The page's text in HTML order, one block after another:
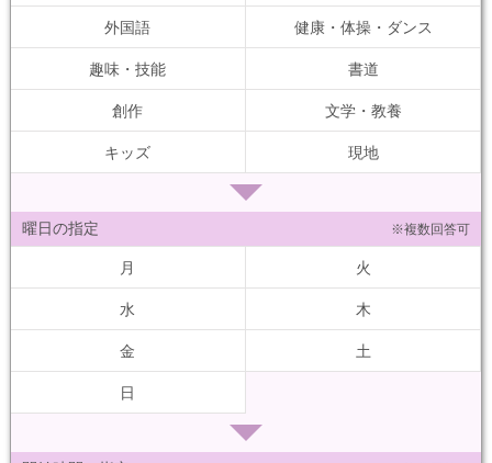
外国語 健康・体操・ダンス
趣味・技能 書道
創作 文学・教養
キッズ 現地
曜日の指定 ※複数回答可
月 火
水 木
金 土
日